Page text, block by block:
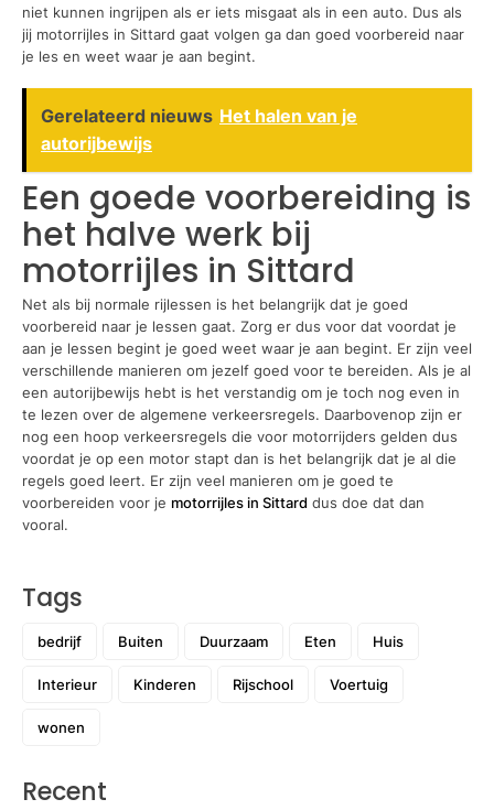
niet kunnen ingrijpen als er iets misgaat als in een auto. Dus als
jij motorrijles in Sittard gaat volgen ga dan goed voorbereid naar
je les en weet waar je aan begint.
Gerelateerd nieuws Het halen van je
autorijbewijs
Een goede voorbereiding is
het halve werk bij
motorrijles in Sittard
Net als bij normale rijlessen is het belangrijk dat je goed
voorbereid naar je lessen gaat. Zorg er dus voor dat voordat je
aan je lessen begint je goed weet waar je aan begint. Er zijn veel
verschillende manieren om jezelf goed voor te bereiden. Als je al
een autorijbewijs hebt is het verstandig om je toch nog even in
te lezen over de algemene verkeersregels. Daarbovenop zijn er
nog een hoop verkeersregels die voor motorrijders gelden dus
voordat je op een motor stapt dan is het belangrijk dat je al die
regels goed leert. Er zijn veel manieren om je goed te
voorbereiden voor je motorrijles in Sittard dus doe dat dan
vooral.
Tags
bedrijf Buiten Duurzaam Eten Huis
Interieur Kinderen Rijschool Voertuig
wonen
Recent